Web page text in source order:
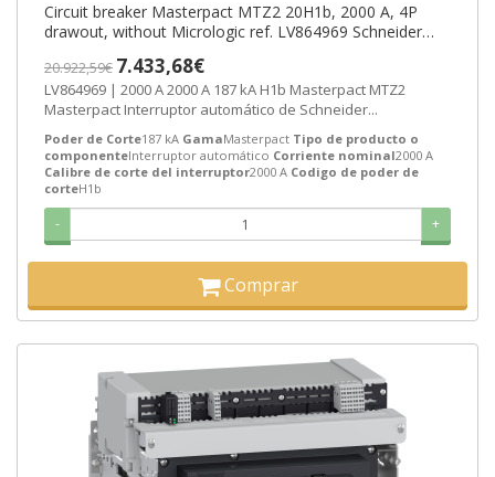
Circuit breaker Masterpact MTZ2 20H1b, 2000 A, 4P
drawout, without Micrologic ref. LV864969 Schneider
20.922,59€ 7.433,68€
LV864969 | 2000 A 2000 A 187 kA H1b Masterpact MTZ2
Masterpact Interruptor automático de Schneider...
Poder de Corte187 kA GamaMasterpact Tipo de producto o
componenteInterruptor automático Corriente nominal2000 A
Calibre de corte del interruptor2000 A Codigo de poder de
corteH1b
- +
Comprar